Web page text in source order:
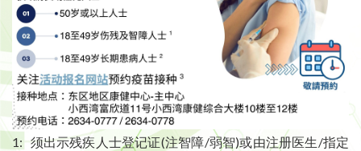
1: 须出示残疾人士登记证(注智障/弱智)或由注册医生/指定